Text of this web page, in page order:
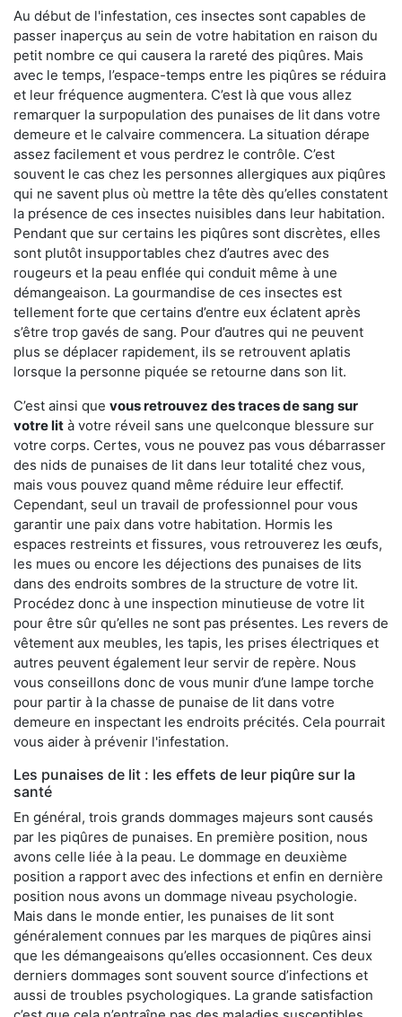
Au début de l'infestation, ces insectes sont capables de
passer inaperçus au sein de votre habitation en raison du
petit nombre ce qui causera la rareté des piqûres. Mais
avec le temps, l’espace-temps entre les piqûres se réduira
et leur fréquence augmentera. C’est là que vous allez
remarquer la surpopulation des punaises de lit dans votre
demeure et le calvaire commencera. La situation dérape
assez facilement et vous perdrez le contrôle. C’est
souvent le cas chez les personnes allergiques aux piqûres
qui ne savent plus où mettre la tête dès qu’elles constatent
la présence de ces insectes nuisibles dans leur habitation.
Pendant que sur certains les piqûres sont discrètes, elles
sont plutôt insupportables chez d’autres avec des
rougeurs et la peau enflée qui conduit même à une
démangeaison. La gourmandise de ces insectes est
tellement forte que certains d’entre eux éclatent après
s’être trop gavés de sang. Pour d’autres qui ne peuvent
plus se déplacer rapidement, ils se retrouvent aplatis
lorsque la personne piquée se retourne dans son lit.
C’est ainsi que vous retrouvez des traces de sang sur
votre lit à votre réveil sans une quelconque blessure sur
votre corps. Certes, vous ne pouvez pas vous débarrasser
des nids de punaises de lit dans leur totalité chez vous,
mais vous pouvez quand même réduire leur effectif.
Cependant, seul un travail de professionnel pour vous
garantir une paix dans votre habitation. Hormis les
espaces restreints et fissures, vous retrouverez les œufs,
les mues ou encore les déjections des punaises de lits
dans des endroits sombres de la structure de votre lit.
Procédez donc à une inspection minutieuse de votre lit
pour être sûr qu’elles ne sont pas présentes. Les revers de
vêtement aux meubles, les tapis, les prises électriques et
autres peuvent également leur servir de repère. Nous
vous conseillons donc de vous munir d’une lampe torche
pour partir à la chasse de punaise de lit dans votre
demeure en inspectant les endroits précités. Cela pourrait
vous aider à prévenir l'infestation.
Les punaises de lit : les effets de leur piqûre sur la
santé
En général, trois grands dommages majeurs sont causés
par les piqûres de punaises. En première position, nous
avons celle liée à la peau. Le dommage en deuxième
position a rapport avec des infections et enfin en dernière
position nous avons un dommage niveau psychologie.
Mais dans le monde entier, les punaises de lit sont
généralement connues par les marques de piqûres ainsi
que les démangeaisons qu’elles occasionnent. Ces deux
derniers dommages sont souvent source d’infections et
aussi de troubles psychologiques. La grande satisfaction